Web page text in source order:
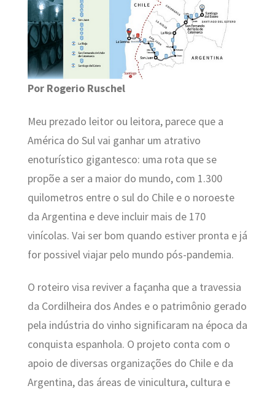
Por Rogerio Ruschel
Meu prezado leitor ou leitora, parece que a
América do Sul vai ganhar um atrativo
enoturístico gigantesco: uma rota que se
propõe a ser a maior do mundo, com 1.300
quilometros entre o sul do Chile e o noroeste
da Argentina e deve incluir mais de 170
vinícolas. Vai ser bom quando estiver pronta e já
for possivel viajar pelo mundo pós-pandemia.
O roteiro visa reviver a façanha que a travessia
da Cordilheira dos Andes e o patrimônio gerado
pela indústria do vinho significaram na época da
conquista espanhola. O projeto conta com o
apoio de diversas organizações do Chile e da
Argentina, das áreas de vinicultura, cultura e